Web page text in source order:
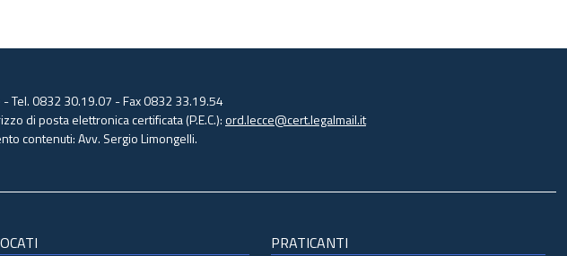
Tel. 0832 30.19.07 - Fax 0832 33.19.54
di posta elettronica certificata (P.E.C.):ord.lecce@cert.legalmail.it
contenuti: Avv. Sergio Limongelli.
PRATICANTI